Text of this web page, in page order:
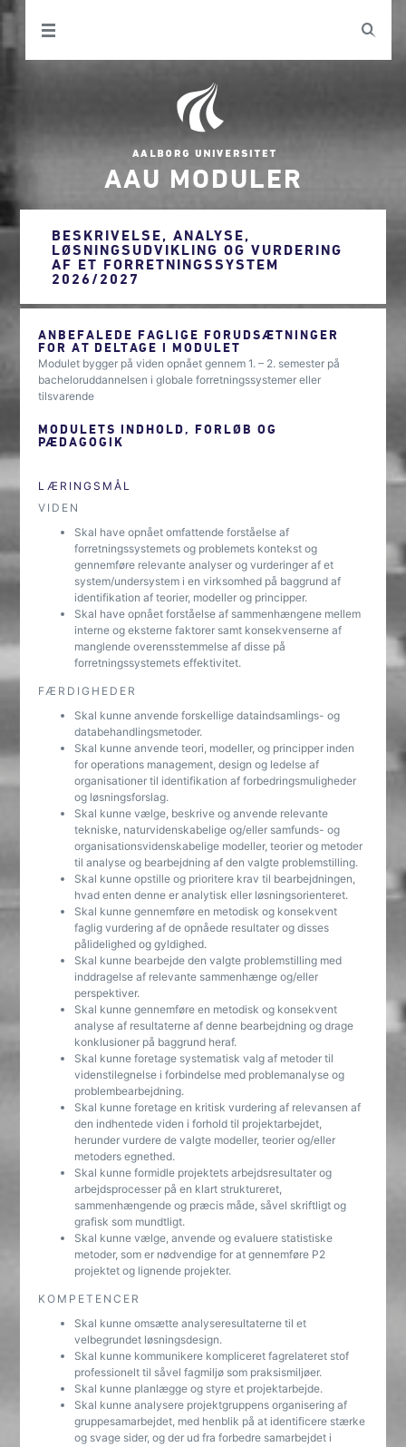
AAU MODULER
BESKRIVELSE, ANALYSE,
LØSNINGSUDVIKLING OG VURDERING
AF ET FORRETNINGSSYSTEM
2026/2027
ANBEFALEDE FAGLIGE FORUDSÆTNINGER
FOR AT DELTAGE I MODULET
Modulet bygger på viden opnået gennem 1. – 2. semester på
bacheloruddannelsen i globale forretningssystemer eller
tilsvarende
MODULETS INDHOLD, FORLØB OG
PÆDAGOGIK
LÆRINGSMÅL
VIDEN
Skal have opnået omfattende forståelse af
forretningssystemets og problemets kontekst og
gennemføre relevante analyser og vurderinger af et
system/undersystem i en virksomhed på baggrund af
identifikation af teorier, modeller og principper.
Skal have opnået forståelse af sammenhængene mellem
interne og eksterne faktorer samt konsekvenserne af
manglende overensstemmelse af disse på
forretningssystemets effektivitet.
FÆRDIGHEDER
Skal kunne anvende forskellige dataindsamlings- og
databehandlingsmetoder.
Skal kunne anvende teori, modeller, og principper inden
for operations management, design og ledelse af
organisationer til identifikation af forbedringsmuligheder
og løsningsforslag.
Skal kunne vælge, beskrive og anvende relevante
tekniske, naturvidenskabelige og/eller samfunds- og
organisationsvidenskabelige modeller, teorier og metoder
til analyse og bearbejdning af den valgte problemstilling.
Skal kunne opstille og prioritere krav til bearbejdningen,
hvad enten denne er analytisk eller løsningsorienteret.
Skal kunne gennemføre en metodisk og konsekvent
faglig vurdering af de opnåede resultater og disses
pålidelighed og gyldighed.
Skal kunne bearbejde den valgte problemstilling med
inddragelse af relevante sammenhænge og/eller
perspektiver.
Skal kunne gennemføre en metodisk og konsekvent
analyse af resultaterne af denne bearbejdning og drage
konklusioner på baggrund heraf.
Skal kunne foretage systematisk valg af metoder til
videnstilegnelse i forbindelse med problemanalyse og
problembearbejdning.
Skal kunne foretage en kritisk vurdering af relevansen af
den indhentede viden i forhold til projektarbejdet,
herunder vurdere de valgte modeller, teorier og/eller
metoders egnethed.
Skal kunne formidle projektets arbejdsresultater og
arbejdsprocesser på en klart struktureret,
sammenhængende og præcis måde, såvel skriftligt og
grafisk som mundtligt.
Skal kunne vælge, anvende og evaluere statistiske
metoder, som er nødvendige for at gennemføre P2
projektet og lignende projekter.
KOMPETENCER
Skal kunne omsætte analyseresultaterne til et
velbegrundet løsningsdesign.
Skal kunne kommunikere kompliceret fagrelateret stof
professionelt til såvel fagmiljø som praksismiljøer.
Skal kunne planlægge og styre et projektarbejde.
Skal kunne analysere projektgruppens organisering af
gruppesamarbejdet, med henblik på at identificere stærke
og svage sider, og der ud fra forbedre samarbejdet i